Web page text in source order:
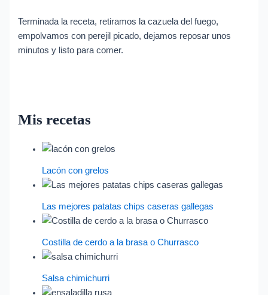
Terminada la receta, retiramos la cazuela del fuego,
empolvamos con perejil picado, dejamos reposar unos
minutos y listo para comer.
Mis recetas
Lacón con grelos
Las mejores patatas chips caseras gallegas
Costilla de cerdo a la brasa o Churrasco
Salsa chimichurri